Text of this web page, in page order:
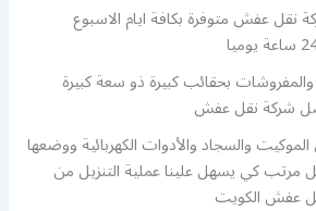
نقل عفش متوفرة بكافة ايام الاسبوع
بحقائب كبيرة ذو سعة كبيرة
شركة نقل عفش
والسجاد والأدوات الكهربائية ووضعها
مرتب كي يسهل علينا عملية التنزيل من
عفش الكويت